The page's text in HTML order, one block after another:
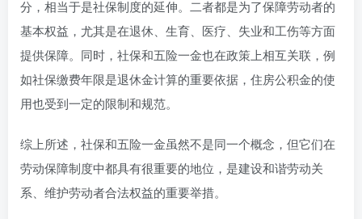
分，相当于是社保制度的延伸。二者都是为了保障劳动者的
基本权益，尤其是在退休、生育、医疗、失业和工伤等方面
提供保障。同时，社保和五险一金也在政策上相互关联，例
如社保缴费年限是退休金计算的重要依据，住房公积金的使
用也受到一定的限制和规范。
综上所述，社保和五险一金虽然不是同一个概念，但它们在
劳动保障制度中都具有很重要的地位，是建设和谐劳动关
系、维护劳动者合法权益的重要举措。